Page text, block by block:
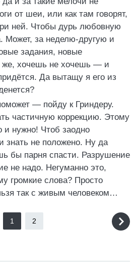
от шеи, или как там говорят,
ней. Чтобы дурь любовную
Может, за неделю-другую и
задания, новые
же, хочешь не хочешь — и
Да вытащу я его из
— пойду к Гриндеру.
частичную коррекцию. Этому
и нужно! Чтоб заодно
знать не положено. Ну да
бы парня спасти. Разрушение
не надо. Негуманно это,
громкие слова? Просто
так с живым человеком…
1 2